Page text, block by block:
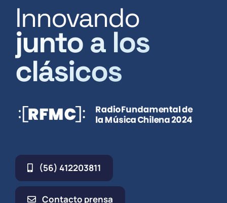
Innovando
junto a los
clásicos
(56) 412203811
Contacto prensa